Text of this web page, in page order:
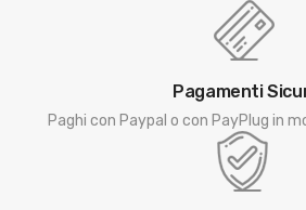
Pagamenti
Paghi con Paypal o con PayPlug in